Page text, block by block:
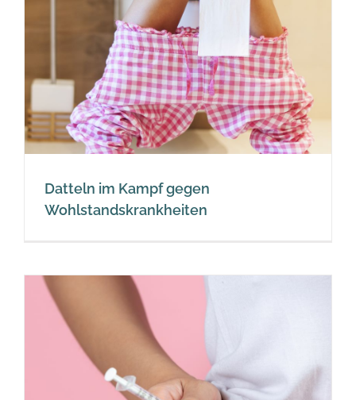
Datteln im Kampf gegen
Wohlstandskrankheiten